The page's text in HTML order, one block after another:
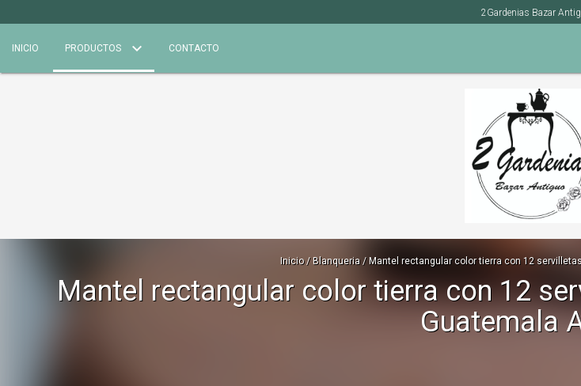
2Gardenias Bazar
INICIO PRODUCTOS CONTACTO
Inicio / Blanqueria / Mantel rectangular color tierra con 12
Mantel rectangular color tierra con 12
Guatemala